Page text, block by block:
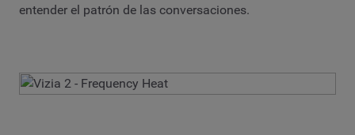
entender el patrón de las conversaciones.